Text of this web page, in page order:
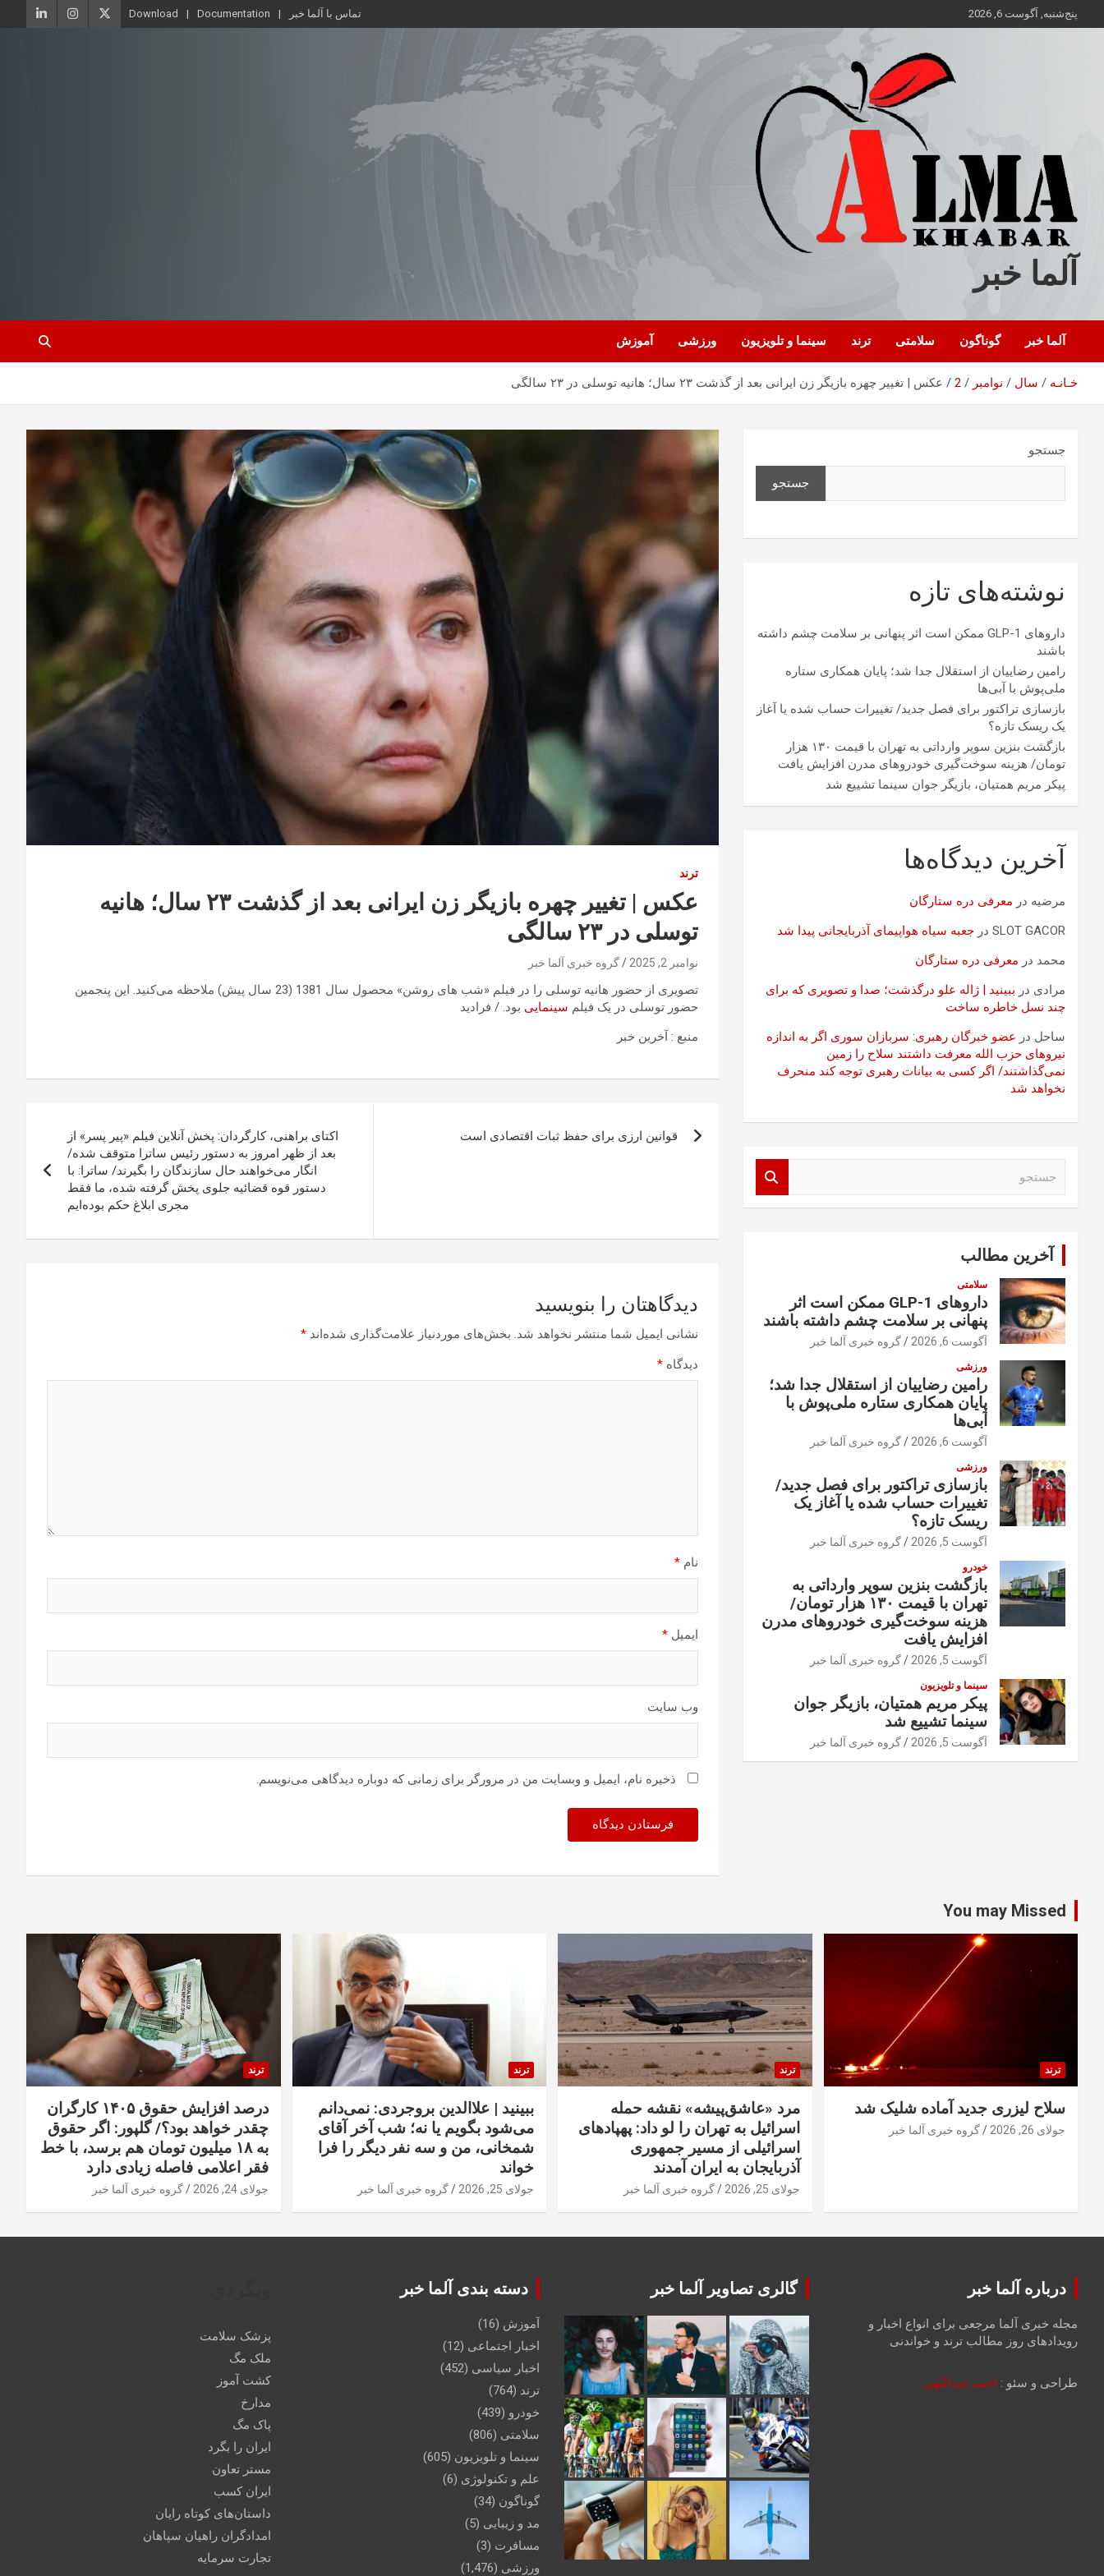
محتوا
پنج‌شنبه, آگوست 6, 2026 تماس با آلما خبر Documentation
Download
آلما خبر
آلما خبر گوناگون سلامتی ترند سینما و تلویزیون ورزشی آموزش
خـانـه سال نوامبر 2 عکس | تغییر چهره بازیگر زن ایرانی بعد از گذشت ۲۳ سال؛ هانیه توسلی در ۲۳ سالگی
ترند
عکس | تغییر چهره بازیگر زن ایرانی بعد از گذشت ۲۳ سال؛ هانیه
توسلی در ۲۳ سالگی
نوامبر 2, 2025 گروه خبری آلما خبر
تصویری از حضور هانیه توسلی را در فیلم «شب های روشن» محصول سال 1381 (23 سال پیش) ملاحظه می‌کنید. این پنجمین
حضور توسلی در یک فیلم سینمایی بود. / فرادید
منبع : آخرین خبر
نوشته
قوانین ارزی برای حفظ ثبات اقتصادی است
اکتای براهنی، کارگردان: پخش آنلاین فیلم «پیر پسر» از
بعد از ظهر امروز به دستور رئیس ساترا متوقف شده/
انگار می‌خواهند حال سازندگان را بگیرند/ ساترا: با
دستور قوه قضائیه جلوی پخش گرفته شده، ما فقط
مجری ابلاغ حکم بوده‌ایم
دیدگاهتان را بنویسید
نشانی ایمیل شما منتشر نخواهد شد. بخش‌های موردنیاز علامت‌گذاری شده‌اند *
دیدگاه *
نام *
ایمیل *
وب‌ سایت
ذخیره نام، ایمیل و وبسایت من در مرورگر برای زمانی که دوباره دیدگاهی می‌نویسم.
جستجو
جستجو
نوشته‌های تازه
داروهای GLP-1 ممکن است اثر پنهانی بر سلامت چشم داشته
باشند
رامین رضاییان از استقلال جدا شد؛ پایان همکاری ستاره
ملی‌پوش با آبی‌ها
بازسازی تراکتور برای فصل جدید/ تغییرات حساب شده یا آغاز
یک ریسک تازه؟
بازگشت بنزین سوپر وارداتی به تهران با قیمت ۱۳۰ هزار
تومان/ هزینه سوخت‌گیری خودرو‌های مدرن افزایش یافت
پیکر مریم همتیان، بازیگر جوان سینما تشییع شد
آخرین دیدگاه‌ها
مرضیه در معرفی دره ستارگان
SLOT GACOR در جعبه سیاه هواپیمای آذربایجانی پیدا شد
محمد در معرفی دره ستارگان
مرادی در ببینید | ژاله علو درگذشت؛ صدا و تصویری که برای
چند نسل خاطره ساخت
ساحل در عضو خبرگان رهبری: سربازان سوری اگر به اندازه
نیروهای حزب الله معرفت داشتند سلاح را زمین
نمی‌گذاشتند/ اگر کسی به بیانات رهبری توجه کند منحرف
نخواهد شد
آخرین مطالب
سلامتی
داروهای GLP-1 ممکن است اثر
پنهانی بر سلامت چشم داشته باشند
آگوست 6, 2026 گروه خبری آلما خبر
ورزشی
رامین رضاییان از استقلال جدا شد؛
پایان همکاری ستاره ملی‌پوش با
آبی‌ها
آگوست 6, 2026 گروه خبری آلما خبر
ورزشی
بازسازی تراکتور برای فصل جدید/
تغییرات حساب شده یا آغاز یک
ریسک تازه؟
آگوست 5, 2026 گروه خبری آلما خبر
خودرو
بازگشت بنزین سوپر وارداتی به
تهران با قیمت ۱۳۰ هزار تومان/
هزینه سوخت‌گیری خودرو‌های مدرن
افزایش یافت
آگوست 5, 2026 گروه خبری آلما خبر
سینما و تلویزیون
پیکر مریم همتیان، بازیگر جوان
سینما تشییع شد
آگوست 5, 2026 گروه خبری آلما خبر
You may Missed
ترند
سلاح لیزری جدید آماده شلیک شد
جولای 26, 2026 گروه خبری آلما خبر
ترند
مرد «عاشق‌پیشه» نقشه حمله
اسرائیل به تهران را لو داد: پهپادهای
اسرائیلی از مسیر جمهوری
آذربایجان به ایران آمدند
جولای 25, 2026 گروه خبری آلما خبر
ترند
ببینید | علاالدین بروجردی: نمی‌دانم
می‌شود بگویم یا نه؛ شب آخر آقای
شمخانی، من و سه نفر دیگر را فرا
خواند
جولای 25, 2026 گروه خبری آلما خبر
ترند
درصد افزایش حقوق ۱۴۰۵ کارگران
چقدر خواهد بود؟/ گلپور: اگر حقوق
به ۱۸ میلیون تومان هم برسد، با خط
فقر اعلامی فاصله زیادی دارد
جولای 24, 2026 گروه خبری آلما خبر
درباره آلما خبر
مجله خبری آلما مرجعی برای انواع اخبار و
رویدادهای روز مطالب ترند و خواندنی
طراحی و سئو : احمد عبداللهی
گالری تصاویر آلما خبر دسته بندی آلما خبر
آموزش (16)
اخبار اجتماعی (12)
اخبار سیاسی (452)
ترند (764)
خودرو (439)
سلامتی (806)
سینما و تلویزیون (605)
علم و تکنولوژی (6)
گوناگون (34)
مد و زیبایی (5)
مسافرت (3)
ورزشی (1,476)
پزشک سلامت
ملک مگ
کشت آموز
مدارخ
پاک مگ
ایران را بگرد
مستر تعاون
ایران کسب
داستان‌های کوتاه رایان
امدادگران راهیان سپاهان
تجارت سرمایه